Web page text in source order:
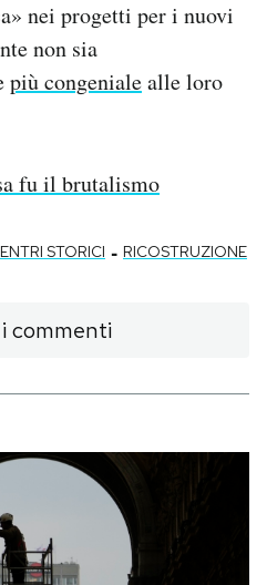
nei progetti per i nuovi
non sia
più congenialealle loro
fu il brutalismo
STORICI - RICOSTRUZIONE
commenti